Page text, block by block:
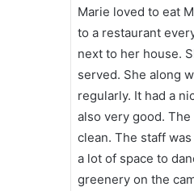
Marie loved to eat
to a restaurant
next to her house.
served. She along
regularly. It had a
also very good.
clean. The staff
a lot of space to
greenery on the